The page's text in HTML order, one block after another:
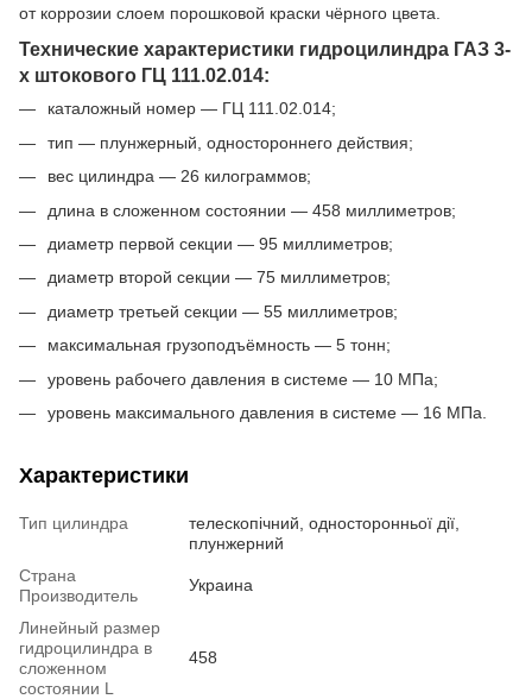
от коррозии слоем порошковой краски чёрного цвета.
Технические характеристики гидроцилиндра ГАЗ 3-
х штокового ГЦ 111.02.014:
каталожный номер — ГЦ 111.02.014;
тип — плунжерный, одностороннего действия;
вес цилиндра — 26 килограммов;
длина в сложенном состоянии — 458 миллиметров;
диаметр первой секции — 95 миллиметров;
диаметр второй секции — 75 миллиметров;
диаметр третьей секции — 55 миллиметров;
максимальная грузоподъёмность — 5 тонн;
уровень рабочего давления в системе — 10 МПа;
уровень максимального давления в системе — 16 МПа.
Характеристики
Тип цилиндра
телескопічний, односторонньої дії,
плунжерний
Страна
Производитель
Украина
Линейный размер
гидроцилиндра в
сложенном
состоянии L
458